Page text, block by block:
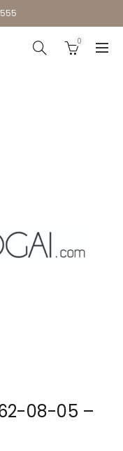
0
08-05 –